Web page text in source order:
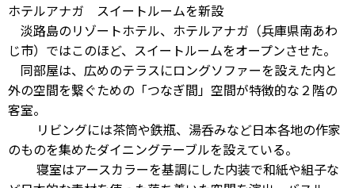
ホテルアナガ スイートルームを新設
淡路島のリゾートホテル、ホテルアナガ（兵庫県南あわ
じ市）ではこのほど、スイートルームをオープンさせた。
同部屋は、広めのテラスにロングソファーを設えた内と
外の空間を繋ぐための「つなぎ間」空間が特徴的な２階の
客室。
リビングには茶筒や鉄瓶、湯呑みなど日本各地の作家
のものを集めたダイニングテーブルを設えている。
寝室はアースカラーを基調にした内装で和紙や組子な